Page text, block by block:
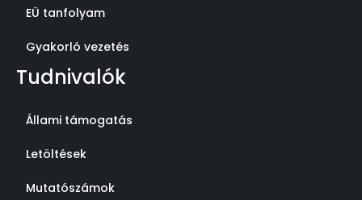
EÜ tanfolyam
Gyakorló vezetés
Tudnivalók
Állami támogatás
Letöltések
Mutatószámok